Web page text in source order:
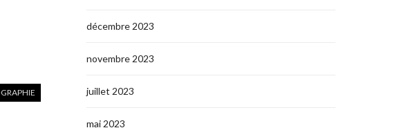
décembre 2023
novembre 2023
juillet 2023
mai 2023